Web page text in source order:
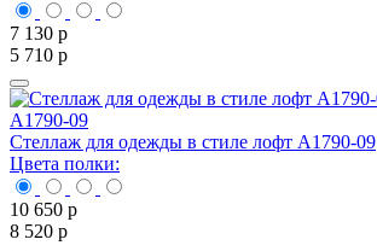
7 130 р
5 710 р
A1790-09
Стеллаж для одежды в стиле лофт A1790-09
Цвета полки:
10 650 р
8 520 р